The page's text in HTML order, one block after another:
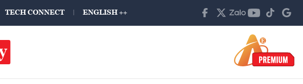
TECH CONNECT ENGLISH ++